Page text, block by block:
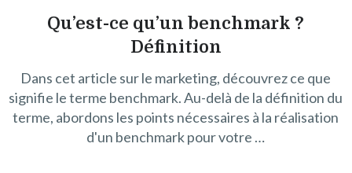
Qu’est-ce qu’un benchmark ?
Définition
Dans cet article sur le marketing, découvrez ce que
signifie le terme benchmark. Au-delà de la définition du
terme, abordons les points nécessaires à la réalisation
d'un benchmark pour votre …